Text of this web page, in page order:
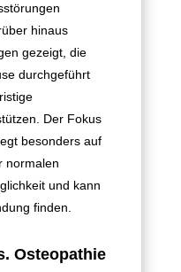
hinaus
gezeigt, die
durchgeführt
Der Fokus
besonders auf
normalen
und kann
finden.
Osteopathie